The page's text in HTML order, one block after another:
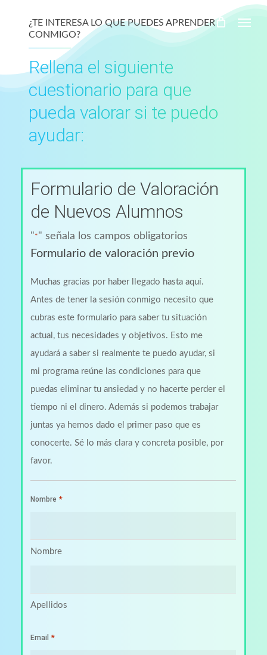
content
¿TE INTERESA LO QUE PUEDES APRENDER
CONMIGO?
Rellena el siguiente
cuestionario para que
pueda valorar si te puedo
ayudar:
Formulario de Valoración
de Nuevos Alumnos
"*" señala los campos obligatorios
Formulario de valoración previo
Muchas gracias por haber llegado hasta aquí.
Antes de tener la sesión conmigo necesito que
cubras este formulario para saber tu situación
actual, tus necesidades y objetivos. Esto me
ayudará a saber si realmente te puedo ayudar, si
mi programa reúne las condiciones para que
puedas eliminar tu ansiedad y no hacerte perder el
tiempo ni el dinero. Además si podemos trabajar
juntas ya hemos dado el primer paso que es
conocerte. Sé lo más clara y concreta posible, por
favor.
Nombre *
Nombre
Apellidos
Email *